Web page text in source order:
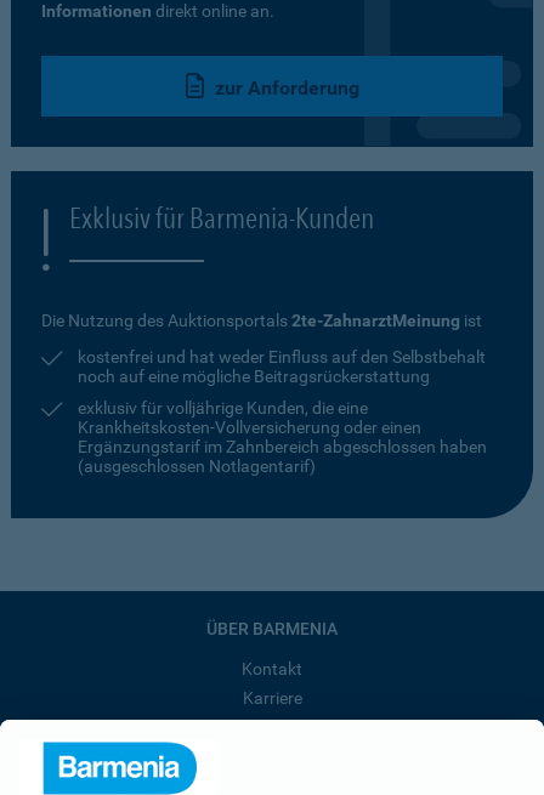
Informationen direkt online an.
zur Anforderung
Exklusiv für Barmenia-Kunden
Die Nutzung des Auktionsportals2te-ZahnarztMeinung ist
kostenfrei und hat weder Einfluss auf den Selbstbehalt
noch auf eine mögliche Beitragsrückerstattung
exklusiv für volljährige Kunden, die eine
Krankheitskosten-Vollversicherung oder einen
Ergänzungstarif im Zahnbereich abgeschlossen haben
(ausgeschlossen Notlagentarif)
ÜBER BARMENIA
Kontakt
Karriere